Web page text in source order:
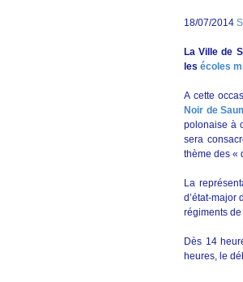
18/07/2014
La Ville de
les écoles
A cette
Noir de
polonaise à
sera
thème des «
La
d’état-major
régiments
Dès 14
heures, le